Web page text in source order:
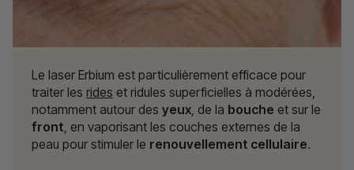
Le laser Erbium est particulièrement efficace pour
traiter les rides et ridules superficielles à modérées,
notamment autour des yeux, de la bouche et sur le
front, en vaporisant les couches externes de la
peau pour stimuler le renouvellement cellulaire.